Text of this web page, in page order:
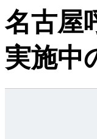
名古屋
実施中